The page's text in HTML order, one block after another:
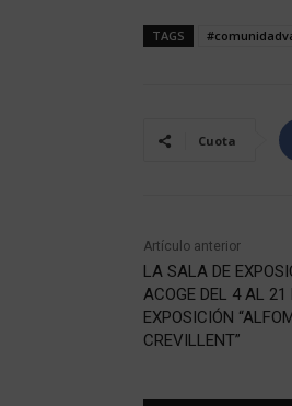
TAGS
Cuota
Artículo anterior
LA SALA DE
ACOGE DEL 4 AL 21
EXPOSICIÓN
CREVILLENT”